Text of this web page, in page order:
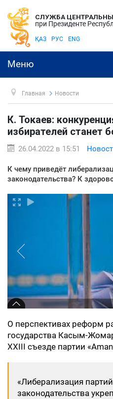
СЛУЖБА
при Президенте
ҚАЗ РУС ENG
Меню
Главная Новости
К. Токаев:
избирателей станет
26.04.2022 в 15:51
К чему приведёт
законодательства? К
О перспективах реформ
государства Касым-
ХХІІІ съезде партии
«Либерализация
законодательства